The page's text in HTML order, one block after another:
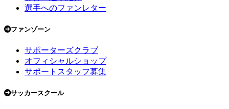
選手へのファンレター
ファンゾーン
サポーターズクラブ
オフィシャルショップ
サポートスタッフ募集
サッカースクール